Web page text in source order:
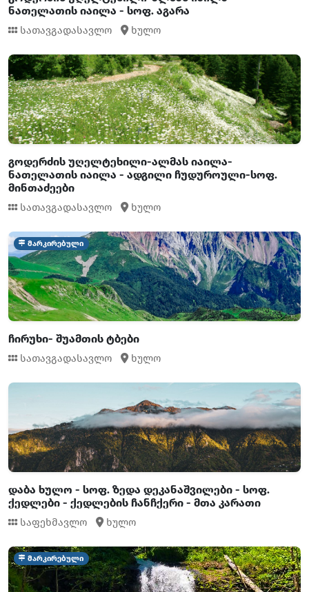
ნათელათის იაილა - სოფ. აგარა
სათავგადასავლო ხულო
გოდერძის უღელტეხილი-ალმას იაილა-
ნათელათის იაილა - ადგილი ჩუდუროული-სოფ.
მინთაძეები
სათავგადასავლო ხულო
მარკირებული
ჩირუხი- შუამთის ტბები
სათავგადასავლო ხულო
დაბა ხულო - სოფ. ზედა დეკანაშვილები - სოფ.
ქედლები - ქედლების ჩანჩქერი - მთა კარათი
საფეხმავლო ხულო
მარკირებული